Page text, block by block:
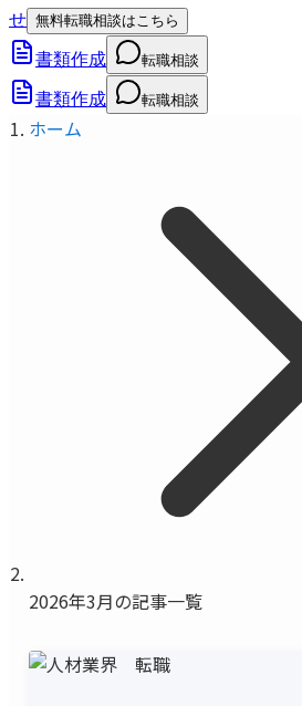
せ 無料転職相談はこちら
書類作成 転職相談
書類作成 転職相談
ホーム
2026年3月の記事一覧